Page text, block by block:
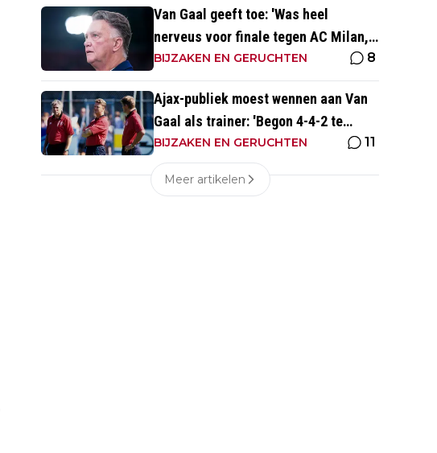
Van Gaal geeft toe: 'Was heel
nerveus voor finale tegen AC Milan,
wist dat ze zich zouden aanpassen'
BIJZAKEN EN GERUCHTEN 8
Ajax-publiek moest wennen aan Van
Gaal als trainer: 'Begon 4-4-2 te
spelen, vloeken in de kerk'
BIJZAKEN EN GERUCHTEN 11
Meer artikelen